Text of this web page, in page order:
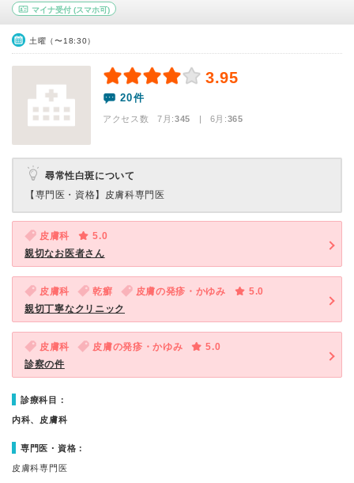
マイナ受付 (スマホ可)
土曜（〜18:30）
3.95
20件
アクセス数 7月:345 | 6月:365
尋常性白斑について
【専門医・資格】 皮膚科専門医
皮膚科
5.0
親切なお医者さん
皮膚科 乾癬 皮膚の発疹・かゆみ
5.0
親切丁寧なクリニック
皮膚科 皮膚の発疹・かゆみ
5.0
診察の件
診療科目：
内科、皮膚科
専門医・資格：
皮膚科専門医